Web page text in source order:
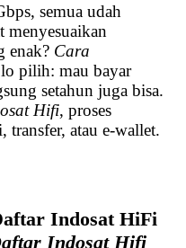
semua udah
menyesuaikan
enak? Cara
pilih: mau bayar
setahun juga bisa.
Hifi, proses
transfer, atau e-wallet.
Indosat HiFi
Indosat Hifi